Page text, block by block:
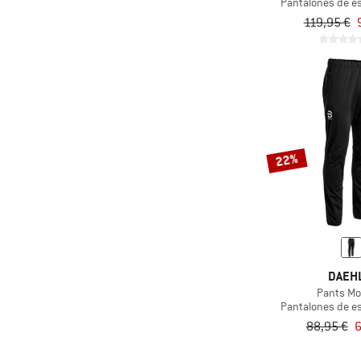
119,95 €
22%
Pants
Pantalones de
88,95 €